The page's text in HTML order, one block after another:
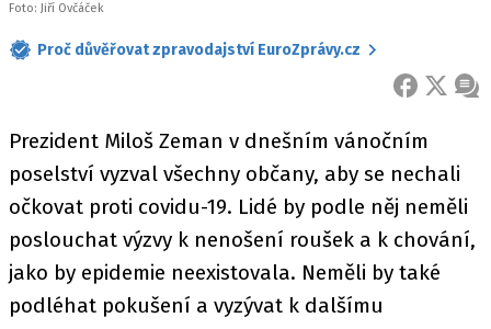
Foto: Jiří Ovčáček
Proč důvěřovat zpravodajství EuroZprávy.cz
FACEBOOK
X
Prezident Miloš Zeman v dnešním vánočním
poselství vyzval všechny občany, aby se nechali
očkovat proti covidu-19. Lidé by podle něj neměli
poslouchat výzvy k nenošení roušek a k chování,
jako by epidemie neexistovala. Neměli by také
podléhat pokušení a vyzývat k dalšímu